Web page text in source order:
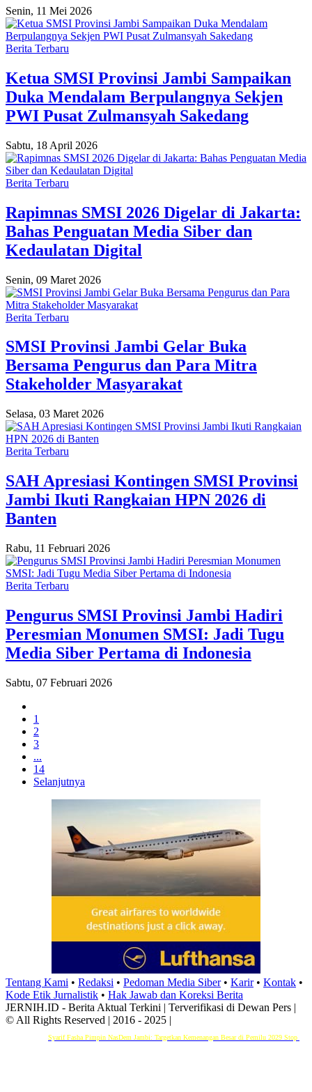
Senin, 11 Mei 2026
Berita Terbaru
Ketua SMSI Provinsi Jambi Sampaikan
Duka Mendalam Berpulangnya Sekjen
PWI Pusat Zulmansyah Sakedang
Sabtu, 18 April 2026
Berita Terbaru
Rapimnas SMSI 2026 Digelar di Jakarta:
Bahas Penguatan Media Siber dan
Kedaulatan Digital
Senin, 09 Maret 2026
Berita Terbaru
SMSI Provinsi Jambi Gelar Buka
Bersama Pengurus dan Para Mitra
Stakeholder Masyarakat
Selasa, 03 Maret 2026
Berita Terbaru
SAH Apresiasi Kontingen SMSI Provinsi
Jambi Ikuti Rangkaian HPN 2026 di
Banten
Rabu, 11 Februari 2026
Berita Terbaru
Pengurus SMSI Provinsi Jambi Hadiri
Peresmian Monumen SMSI: Jadi Tugu
Media Siber Pertama di Indonesia
Sabtu, 07 Februari 2026
1
2
3
...
14
Selanjutnya
Tentang Kami • Redaksi • Pedoman Media Siber• Karir• Kontak •
Kode Etik Jurnalistik • Hak Jawab dan Koreksi Berita
JERNIH.ID - Berita Aktual Terkini | Terverifikasi di Dewan Pers |
© All Rights Reserved | 2016 - 2025 |
Syarif Fasha Pimpin NasDem Jambi: Targetkan Kemenangan Besar di Pemilu 2029Stop Bullying